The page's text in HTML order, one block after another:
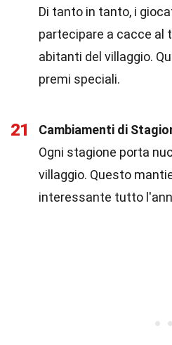
Di tanto in tanto, i
partecipare a cacce al
abitanti del villaggio.
premi speciali.
21
Cambiamenti di
Ogni stagione porta
villaggio. Questo
interessante tutto